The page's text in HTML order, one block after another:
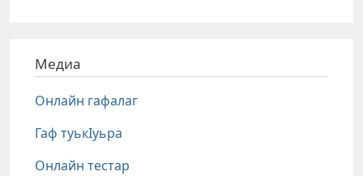
Медиа
Онлайн гафалаг
Гаф туькIуьра
Онлайн тестар